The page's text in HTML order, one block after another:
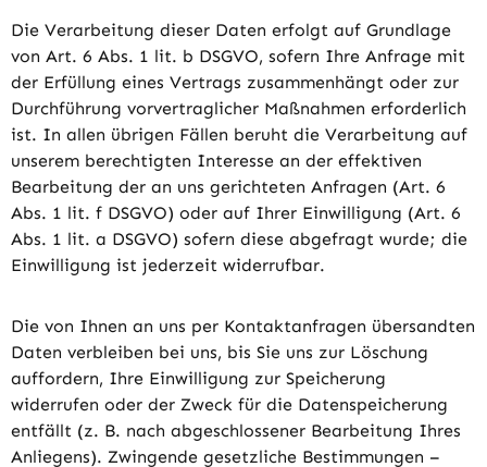
Die Verarbeitung dieser Daten erfolgt auf Grundlage
von Art. 6 Abs. 1 lit. b DSGVO, sofern Ihre Anfrage mit
der Erfüllung eines Vertrags zusammenhängt oder zur
Durchführung vorvertraglicher Maßnahmen erforderlich
ist. In allen übrigen Fällen beruht die Verarbeitung auf
unserem berechtigten Interesse an der effektiven
Bearbeitung der an uns gerichteten Anfragen (Art. 6
Abs. 1 lit. f DSGVO) oder auf Ihrer Einwilligung (Art. 6
Abs. 1 lit. a DSGVO) sofern diese abgefragt wurde; die
Einwilligung ist jederzeit widerrufbar.
Die von Ihnen an uns per Kontaktanfragen übersandten
Daten verbleiben bei uns, bis Sie uns zur Löschung
auffordern, Ihre Einwilligung zur Speicherung
widerrufen oder der Zweck für die Datenspeicherung
entfällt (z. B. nach abgeschlossener Bearbeitung Ihres
Anliegens). Zwingende gesetzliche Bestimmungen –